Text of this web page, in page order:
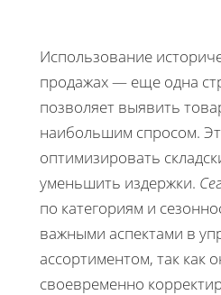
Использование
продажах — еще одна
позволяет выявить
наибольшим спросом.
оптимизировать
уменьшить издержки.
по категориям и
важными аспектами в
ассортиментом, так как
своевременно